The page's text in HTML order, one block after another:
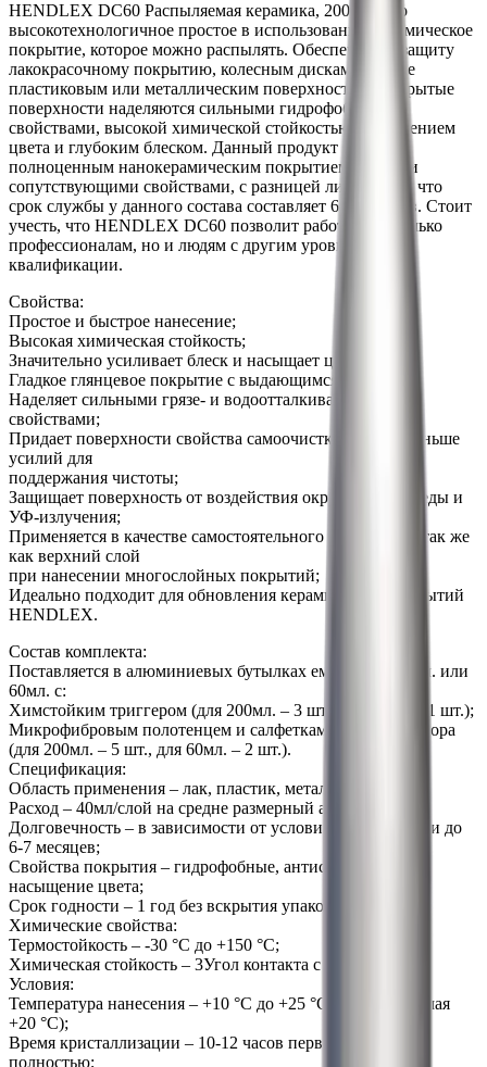
HENDLEX DC60 Распыляемая керамика, 200мл - это
высокотехнологичное простое в использовании керамическое
покрытие, которое можно распылять. Обеспечивает защиту
лакокрасочному покрытию, колесным дискам, а также
пластиковым или металлическим поверхностям. Покрытые
поверхности наделяются сильными гидрофобными
свойствами, высокой химической стойкостью, насыщением
цвета и глубоким блеском. Данный продукт является
полноценным нанокерамическим покрытием со всеми
сопутствующими свойствами, с разницей лишь в том, что
срок службы у данного состава составляет 6-7 месяцев. Cтоит
учесть, что HENDLEX DC60 позволит работать не только
профессионалам, но и людям с другим уровнем
квалификации.
Свойства:
Простое и быстрое нанесение;
Высокая химическая стойкость;
Значительно усиливает блеск и насыщает цвет;
Гладкое глянцевое покрытие с выдающимся блеском;
Наделяет сильными грязе- и водоотталкивающими
свойствами;
Придает поверхности свойства самоочистки, требуя меньше
усилий для
поддержания чистоты;
Защищает поверхность от воздействия окружающей среды и
УФ-излучения;
Применяется в качестве самостоятельного покрытия, а так же
как верхний слой
при нанесении многослойных покрытий;
Идеально подходит для обновления керамических покрытий
HENDLEX.
Состав комплекта:
Поставляется в алюминиевых бутылках емкостью 200мл. или
60мл. с:
Химстойким триггером (для 200мл. – 3 шт., для 60мл. – 1 шт.);
Микрофибровым полотенцем и салфетками для апликатора
(для 200мл. – 5 шт., для 60мл. – 2 шт.).
Спецификация:
Область применения – лак, пластик, металл;
Расход – 40мл/слой на средне размерный автомобиль;
Долговечность – в зависимости от условий эксплуатации до
6-7 месяцев;
Свойства покрытия – гидрофобные, антистатические,
насыщение цвета;
Срок годности – 1 год без вскрытия упаковки.
Химические свойства:
Термостойкость – -30 °C до +150 °C;
Химическая стойкость – 3Угол контакта с водой – 102°;
Условия:
Температура нанесения – +10 °C до +25 °C (рекомендуемая
+20 °C);
Время кристаллизации – 10-12 часов первичная; 7 дней
полностью;